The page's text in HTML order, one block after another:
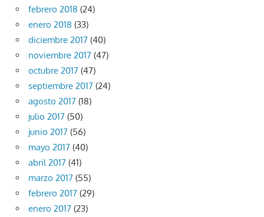
febrero 2018 (24)
enero 2018 (33)
diciembre 2017 (40)
noviembre 2017 (47)
octubre 2017 (47)
septiembre 2017 (24)
agosto 2017 (18)
julio 2017 (50)
junio 2017 (56)
mayo 2017 (40)
abril 2017 (41)
marzo 2017 (55)
febrero 2017 (29)
enero 2017 (23)